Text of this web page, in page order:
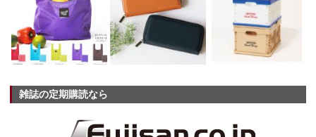
雑誌の定期購読なら